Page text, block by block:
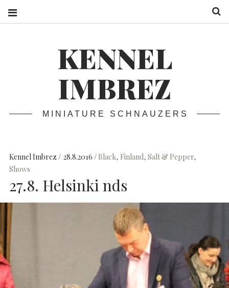
KENNEL
IMBREZ
MINIATURE SCHNAUZERS
Kennel Imbrez 28.8.2016 Black, Finland, Salt & Pepper,
Shows
27.8. Helsinki nds